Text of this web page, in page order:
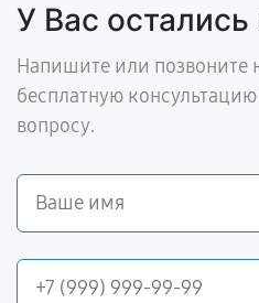
У Вас
Напишите или позвоните
бесплатную
вопросу.